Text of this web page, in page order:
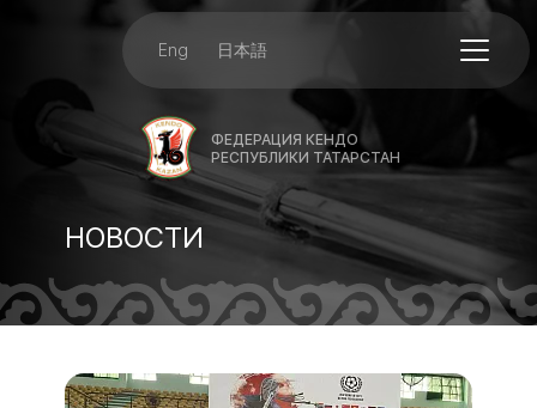
Eng 日本語
ФЕДЕРАЦИЯ КЕНДО
РЕСПУБЛИКИ ТАТАРСТАН
НОВОСТИ